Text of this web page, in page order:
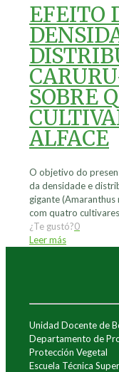
EFEITO
SOBRE
ALFACE
O objetivo do
da densidade e
gigante
com quatro
¿Te gustó?0
Leer más
Unidad Docente de
Departamento de
Protección Vegetal
Escuela Técnica